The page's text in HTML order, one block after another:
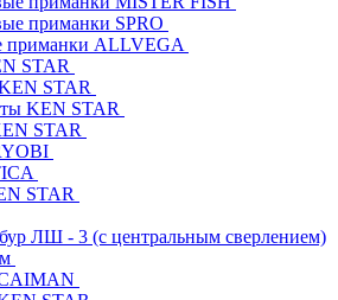
приманки SPRO
приманки ALLVEGA
STAR
STAR
KEN STAR
STAR
STAR
ЛШ - 3 (с центральным сверлением)